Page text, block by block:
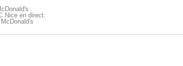
Nice en direct.